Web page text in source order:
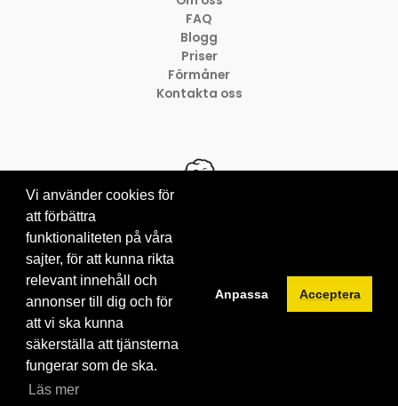
FAQ
Blogg
Priser
Förmåner
Kontakta oss
© 2012-2026 Brainville AB
Villkor för tjänsten
Cookies
Vi använder cookies för
att förbättra
funktionaliteten på våra
sajter, för att kunna rikta
relevant innehåll och
annonser till dig och för
att vi ska kunna
säkerställa att tjänsterna
fungerar som de ska.
Läs mer
Anpassa Acceptera